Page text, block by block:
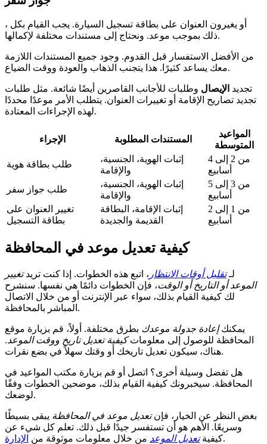
، أو يغيرون العنوان على بطاقة تسجيل السيارة. يجب القيام بكل
ذلك بموجب موعد. ونحتاج إلى مستندات مختلفة لإكمالها.
من الأفضل الاستفسار قبل القدوم. وجود جميع المستندات اللازمة
معك يساعد كثيرًا. هذا يتجنب الذهاب والعودة ووقت الضياع.
تجديد الإيصال وطلبات للأجانب القاصرين أيضًا شائعة. مثل طلبات
تجديد تصاريح الإقامة أو تغييرات العنوان. يتطلب الأمر موعدًا محددًا
لهذه الإجراءات المعتادة.
الإجراء المستندات المطلوبة
المواعيد
المتوسطة
طلب بطاقة هوية
إثبات الهوية، الجنسية،
والإقامة
من 2 إلى 4
أسابيع
طلب جواز سفر
إثبات الهوية، الجنسية،
والإقامة
من 3 إلى 5
أسابيع
تغيير العنوان على
بطاقة التسجيل
إثبات الإقامة، البطاقة
القديمة والجديدة
من 1 إلى 2
أسابيع
كيفية تعديل موعد في المحافظة
لـتقليل أوقات الانتظار ، اتبع هذه الخطوات. إذا كنت تريدتغيير
الموعد أو التاريخ أو الوقت، فإن الخطوات دائمًا هي نفسها. سنشرح
لك كيفية القيام بذلك، سواء عبر الإنترنت أو من خلال الاتصال
المباشر بالمحافظة.
يمكنكإعادة جدولة موعدك بطرق مختلفة. أولاً، قم بزيارة موقع
المحافظة للوصول إلى معلوماتكيفية تعديل تاريخ ووقت الموعد.
هناك، سيكون تعديل تاريخك أو وقتك سهلاً في بضع نقرات.
هل تفضل وسيلة أخرى؟ اتصل أو قم بزيارة مكتب المواعيد في
المحافظة. سيخبرونك كيفية القيام بذلك، موضحين الخطوات وفقًا
لوضعك.
بغض النظر عن الخيار، فإنتعديل موعد في المحافظة يبقى بسيطًا
وسريعًا. الأهم هو أن تستفسر جيدًا قبل ذلك. تعلم كل شيء عن
كيفيةتعديل الموعد من خلال معلومات موثوقة من الإدارة .